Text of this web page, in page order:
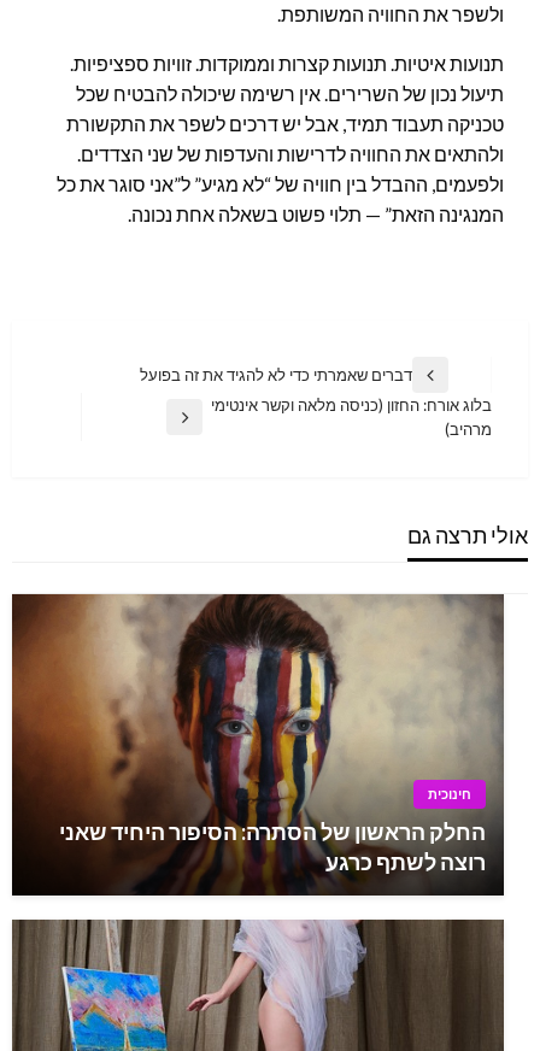
ולשפר את החוויה המשותפת.
תנועות איטיות. תנועות קצרות וממוקדות. זוויות ספציפיות.
תיעול נכון של השרירים. אין רשימה שיכולה להבטיח שכל
טכניקה תעבוד תמיד, אבל יש דרכים לשפר את התקשורת
ולהתאים את החוויה לדרישות והעדפות של שני הצדדים.
ולפעמים, ההבדל בין חוויה של “לא מגיע” ל”אני סוגר את כל
המנגינה הזאת” — תלוי פשוט בשאלה אחת נכונה.
navigation
Previous
Post
דברים שאמרתי כדי לא להגיד את זה בפועל
Next
בלוג אורח: החזון (כניסה מלאה וקשר אינטימי
מרהיב)
אולי תרצה גם
חינוכית
החלק הראשון של הסתרה: הסיפור היחיד שאני
רוצה לשתף כרגע